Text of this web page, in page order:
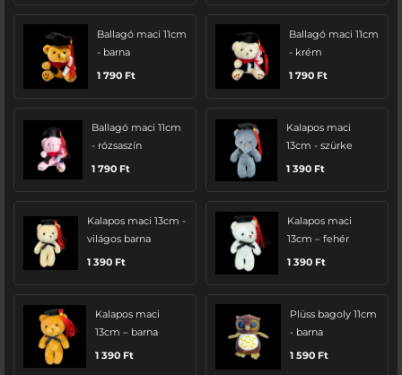
Ballagó maci 11cm
- barna
1 790 Ft
Ballagó maci 11cm
- krém
1 790 Ft
Ballagó maci 11cm
- rózsaszín
1 790 Ft
Kalapos maci
13cm - szürke
1 390 Ft
Kalapos maci 13cm -
világos barna
1 390 Ft
Kalapos maci
13cm – fehér
1 390 Ft
Kalapos maci
13cm – barna
1 390 Ft
Plüss bagoly 11cm
- barna
1 590 Ft